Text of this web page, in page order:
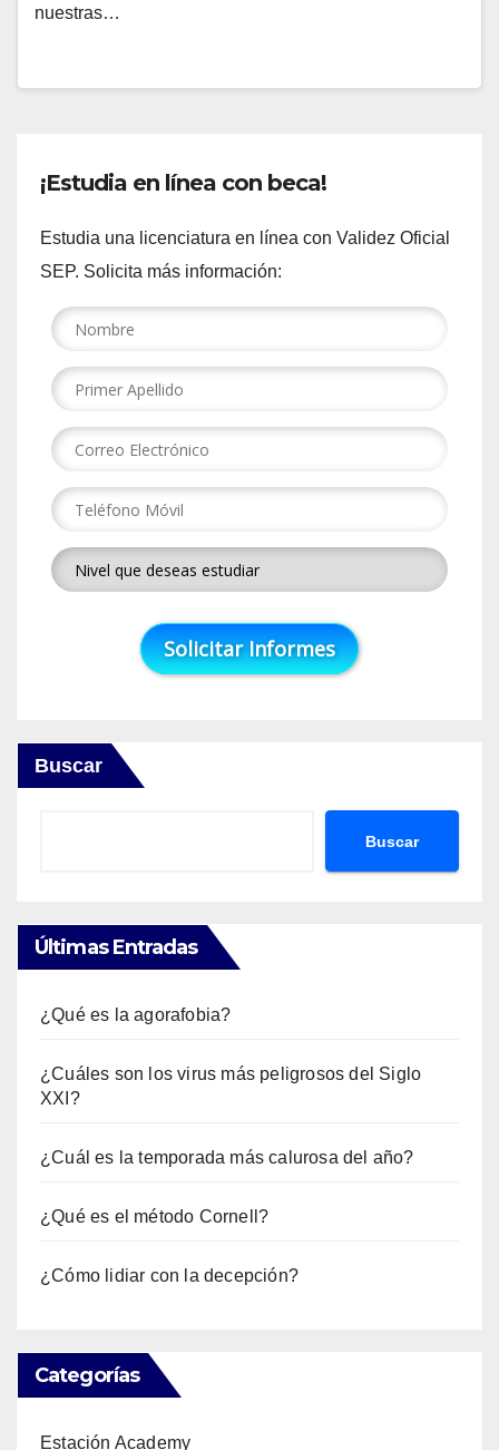
nuestras…
¡Estudia en línea con beca!
Estudia una licenciatura en línea con Validez Oficial
SEP. Solicita más información:
Buscar
Buscar
Últimas Entradas
¿Qué es la agorafobia?
¿Cuáles son los virus más peligrosos del Siglo
XXI?
¿Cuál es la temporada más calurosa del año?
¿Qué es el método Cornell?
¿Cómo lidiar con la decepción?
Categorías
Estación Academy